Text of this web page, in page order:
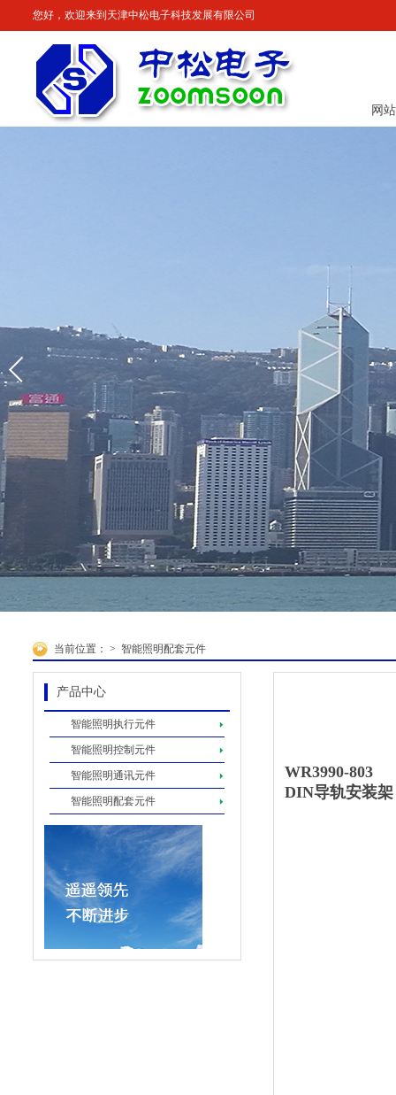
您好，欢迎来到天津中松电子科技发展有限公司
网
当前位置： > 智能照明配套元件
产品中心
智能照明执行元件
智能照明控制元件
智能照明通讯元件
智能照明配套元件
WR3990-803
DIN导轨安装架